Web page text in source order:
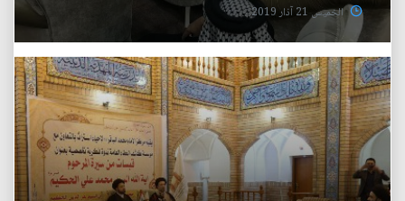
الخميس 21 آذار 2019